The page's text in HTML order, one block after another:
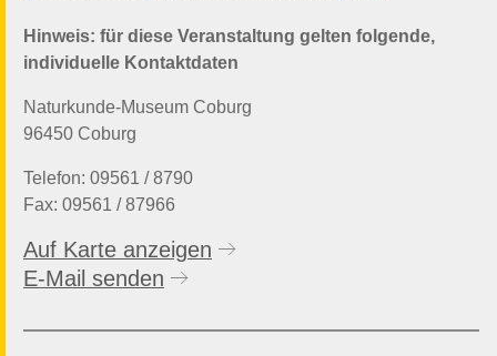
Hinweis: für diese Veranstaltung gelten folgende,
individuelle Kontaktdaten
Naturkunde-Museum Coburg
96450 Coburg
Telefon: 09561 / 8790
Fax: 09561 / 87966
Auf Karte anzeigen
E-Mail senden